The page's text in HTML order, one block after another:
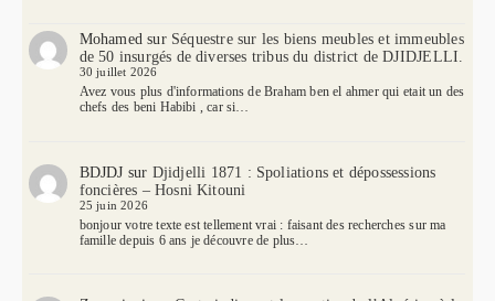
Mohamedsur Séquestre sur les biens meubles et immeubles
de 50 insurgés de diverses tribus du district de DJIDJELLI.
30 juillet 2026
Avez vous plus d'informations de Braham ben el ahmer qui etait un des
chefs des beni Habibi , car si…
BDJDJ sur Djidjelli 1871 : Spoliations et dépossessions
foncières – Hosni Kitouni
25 juin 2026
bonjour votre texte est tellement vrai : faisant des recherches sur ma
famille depuis 6 ans je découvre de plus…